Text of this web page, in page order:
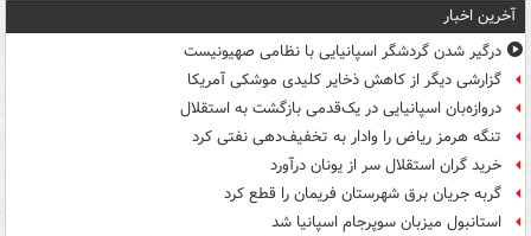
آخرین اخبار
درگیر شدن گردشگر اسپانیایی با نظامی صهیونیست
گزارشی دیگر از کاهش ذخایر کلیدی موشکی آمریکا
دروازه‌بان اسپانیایی در یک‌قدمی بازگشت به استقلال
تنگه هرمز ریاض را وادار به تخفیف‌دهی نفتی کرد
خرید گران استقلال سر از یونان درآورد
گربه جریان برق شهرستان فریمان را قطع کرد
استانبول میزبان سوپرجام اسپانیا شد